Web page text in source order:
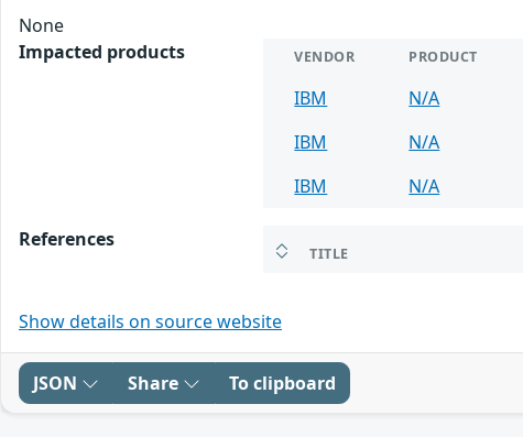
None
Impacted products
VENDOR PRODUCT
IBM N/A
IBM
N/A
IBM
N/A
References
TITLE
Show details on source website
JSON Share To clipboard